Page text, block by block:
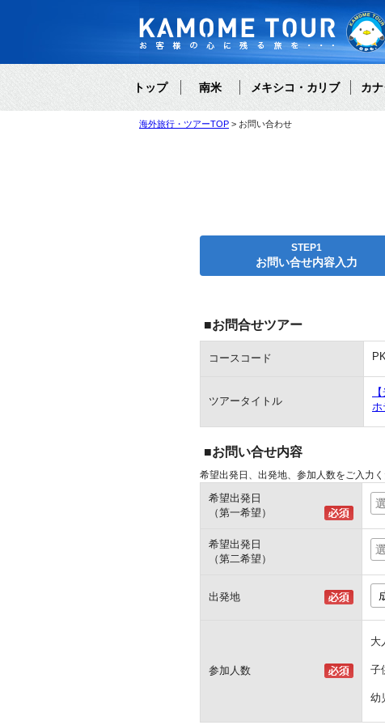
トップ 南米 メキシコ・カリブ カ
海外旅行・ツアーTOP お問い合わせ
STEP1
お問い合せ内容入力
■お問合せツアー
コースコード
ツアータイトル
ホ
■お問い合せ内容
希望出発日、出発地、参加人数をご入力
希望出発日
（第一希望）
希望出発日
（第二希望）
出発地
参加人数
大
子
幼